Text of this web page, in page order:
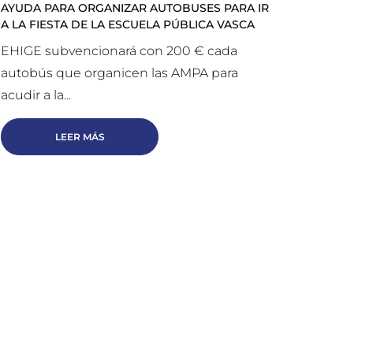
AYUDA PARA ORGANIZAR AUTOBUSES PARA IR
A LA FIESTA DE LA ESCUELA PÚBLICA VASCA
EHIGE subvencionará con 200 € cada
autobús que organicen las AMPA para
acudir a la...
LEER MÁS